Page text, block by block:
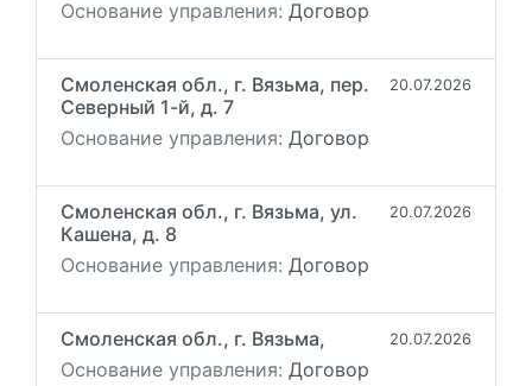
Основание управления: Договор
Смоленская обл., г. Вязьма, пер.
Северный 1-й, д. 7
20.07.2026
Основание управления: Договор
Смоленская обл., г. Вязьма, ул.
Кашена, д. 8
20.07.2026
Основание управления: Договор
Смоленская обл., г. Вязьма, 20.07.2026
Основание управления: Договор